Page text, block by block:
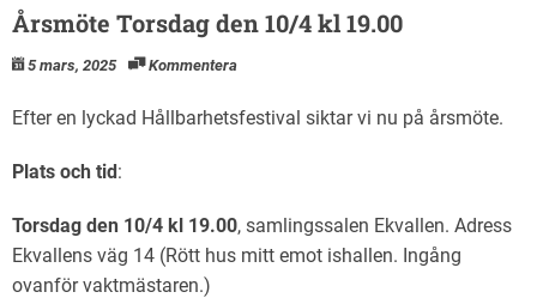
Årsmöte Torsdag den 10/4 kl 19.00
5 mars, 2025 Kommentera
Efter en lyckad Hållbarhetsfestival siktar vi nu på årsmöte.
Plats och tid:
Torsdag den 10/4 kl 19.00, samlingssalen Ekvallen. Adress
Ekvallens väg 14 (Rött hus mitt emot ishallen. Ingång
ovanför vaktmästaren.)